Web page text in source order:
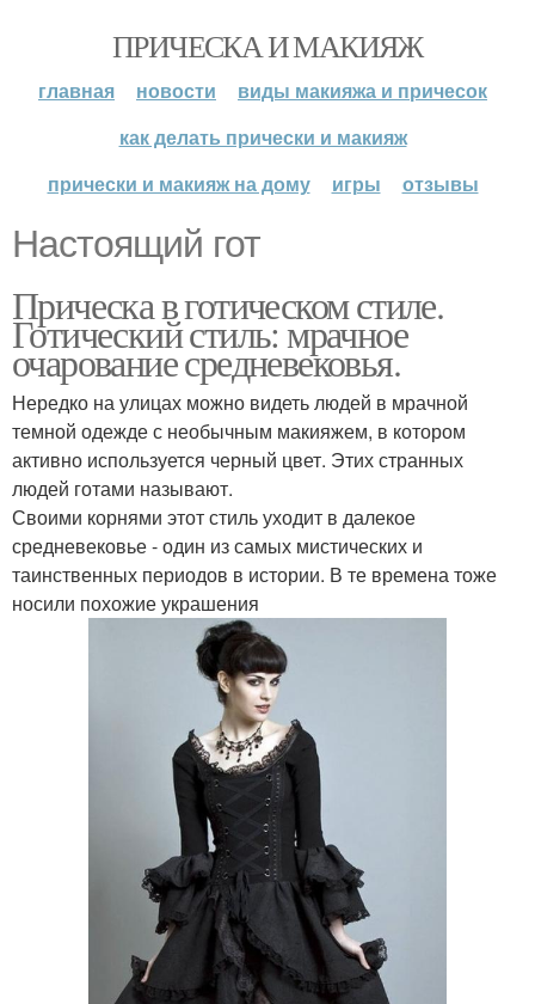
ПРИЧЕСКА И МАКИЯЖ
главная новости
виды макияжа и причесок
как делать прически и макияж
прически и макияж на дому
игры отзывы
Настоящий гот
Прическа в готическом стиле.
Готический стиль: мрачное
очарование средневековья.
Нередко на улицах можно видеть людей в мрачной
темной одежде с необычным макияжем, в котором
активно используется черный цвет. Этих странных
людей готами называют.
Своими корнями этот стиль уходит в далекое
средневековье - один из самых мистических и
таинственных периодов в истории. В те времена тоже
носили похожие украшения